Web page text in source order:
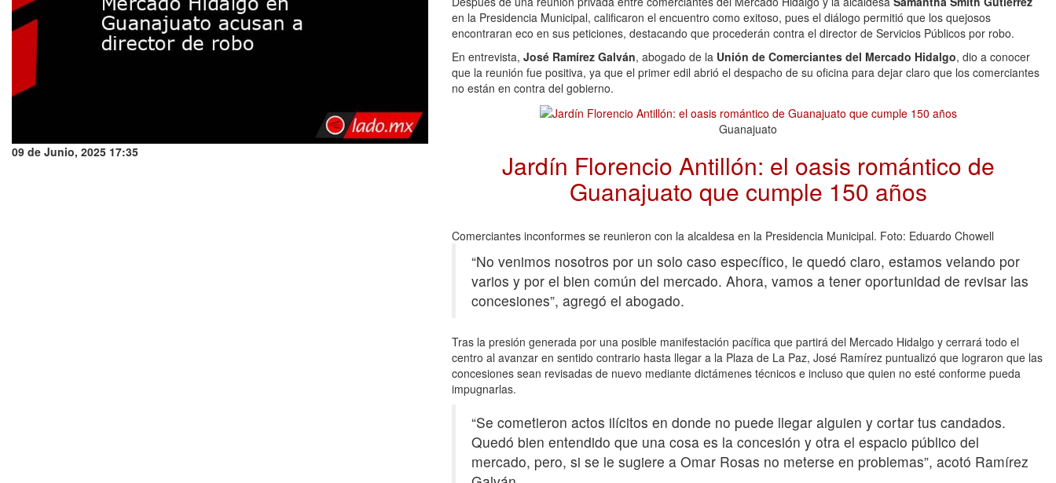
09 de Junio, 2025 17:35
en la Presidencia Municipal, calificaron el encuentro como exitoso, pues el diálogo permitió que los quejosos
encontraran eco en sus peticiones, destacando que procederán contra el director de Servicios Públicos por robo.
En entrevista, José Ramírez Galván, abogado de la Unión de Comerciantes del Mercado Hidalgo, dio a conocer
que la reunión fue positiva, ya que el primer edil abrió el despacho de su oficina para dejar claro que los comerciantes
no están en contra del gobierno.
Guanajuato
Jardín Florencio Antillón: el oasis romántico de
Guanajuato que cumple 150 años
Comerciantes inconformes se reunieron con la alcaldesa en la Presidencia Municipal. Foto: Eduardo Chowell
“No venimos nosotros por un solo caso específico, le quedó claro, estamos velando por
varios y por el bien común del mercado. Ahora, vamos a tener oportunidad de revisar las
concesiones”, agregó el abogado.
Tras la presión generada por una posible manifestación pacífica que partirá del Mercado Hidalgo y cerrará todo el
centro al avanzar en sentido contrario hasta llegar a la Plaza de La Paz, José Ramírez puntualizó que lograron que las
concesiones sean revisadas de nuevo mediante dictámenes técnicos e incluso que quien no esté conforme pueda
impugnarlas.
“Se cometieron actos ilícitos en donde no puede llegar alguien y cortar tus candados.
Quedó bien entendido que una cosa es la concesión y otra el espacio público del
mercado, pero, si se le sugiere a Omar Rosas no meterse en problemas”, acotó Ramírez